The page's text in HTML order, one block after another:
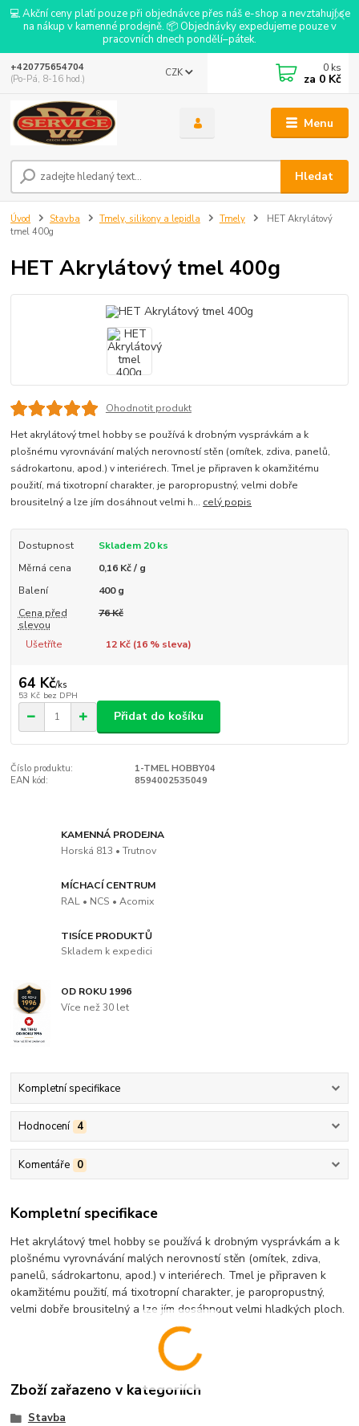
💻 Akční ceny platí pouze při objednávce přes náš e-shop a nevztahují se
na nákup v kamenné prodejně. 📦 Objednávky expedujeme pouze v
pracovních dnech pondělí–pátek.
Menu
CZK
Hledat
+420775654704
(Po-Pá, 8-16 hod.)
0 ks
za 0 Kč
Úvod Stavba Tmely, silikony a lepidla Tmely
HET Akrylátový
tmel 400g
HET Akrylátový tmel 400g
Ohodnotit produkt
Het akrylátový tmel hobby se používá k drobným vysprávkám a k
plošnému vyrovnávání malých nerovností stěn (omítek, zdiva, panelů,
sádrokartonu, apod.) v interiérech. Tmel je připraven k okamžitému
použití, má tixotropní charakter, je paropropustný, velmi dobře
brousitelný a lze jím dosáhnout velmi h... celý popis
Dostupnost
Skladem 20 ks
Měrná cena
0,16 Kč / g
Balení
400 g
Cena před
slevou
76 Kč
Ušetříte 12 Kč (16% sleva)
64 Kč/ks
53 Kč bez DPH
Přidat do košíku
Číslo produktu:
1-TMEL HOBBY04
EAN kód:
8594002535049
KAMENNÁ PRODEJNA
Horská 813 • Trutnov
MÍCHACÍ CENTRUM
RAL • NCS • Acomix
TISÍCE PRODUKTŮ
Skladem k expedici
OD ROKU 1996
Více než 30 let
Kompletní specifikace
Hodnocení 4
Komentáře 0
Kompletní specifikace
Het akrylátový tmel hobby se používá k drobným vysprávkám a k
plošnému vyrovnávání malých nerovností stěn (omítek, zdiva,
panelů, sádrokartonu, apod.) v interiérech. Tmel je připraven k
okamžitému použití, má tixotropní charakter, je paropropustný,
velmi dobře brousitelný a lze jím dosáhnout velmi hladkých ploch.
Zboží zařazeno v kategoriích
Stavba